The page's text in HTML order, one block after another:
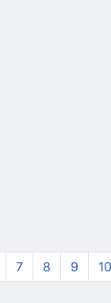
7 8 9 10